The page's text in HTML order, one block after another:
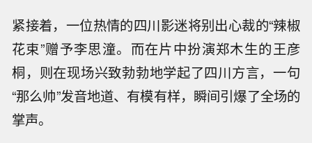
紧接着，一位热情的四川影迷将别出心裁的“辣椒
花束”赠予李思潼。而在片中扮演郑木生的王彦
桐，则在现场兴致勃勃地学起了四川方言，一句
“那么帅”发音地道、有模有样，瞬间引爆了全场的
掌声。